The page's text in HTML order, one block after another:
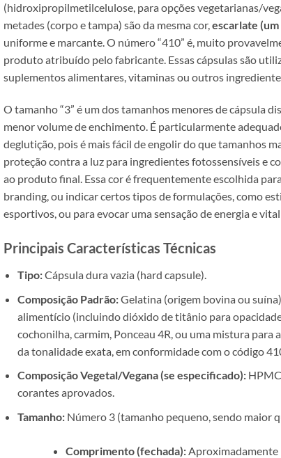
(hidroxipropilmetilcelulose, para opções vegetarianas/
metades (corpo e tampa) são da mesma cor,escarlate
uniforme e marcante. O número “410” é, muito
produto atribuído pelo fabricante. Essas cápsulas são
suplementos alimentares, vitaminas ou outros
O tamanho “3” é um dos tamanhos menores de cápsula
menor volume de enchimento. É particularmente
deglutição, pois é mais fácil de engolir do que tamanhos
proteção contra a luz para ingredientes fotossensíveis e
ao produto final. Essa cor é frequentemente escolhida
branding, ou indicar certos tipos de formulações, como
esportivos, ou para evocar uma sensação de energia e
Principais Características Técnicas
Tipo:Cápsula dura vazia (hard capsule).
Composição Padrão:Gelatina (origem bovina ou
alimentício (incluindo dióxido de titânio para
cochonilha, carmim, Ponceau 4R, ou uma mistura
da tonalidade exata, em conformidade com o código
Composição Vegetal/Vegana (se especificado):
corantes aprovados.
Tamanho: Número 3 (tamanho pequeno, sendo maior
Comprimento (fechada): Aproximadamente